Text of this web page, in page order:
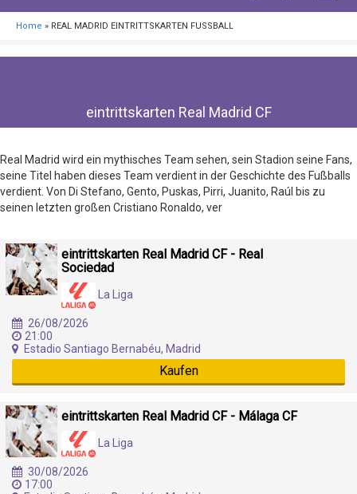
Home » REAL MADRID EINTRITTSKARTEN FUSSBALL
eintrittskarten Real Madrid CF
Real Madrid wird ein mythisches Team sehen, sein Stadion seine Fans,
seine Titel haben dieses Team verdient in der Geschichte des Fußballs
verdient. Von Di Stefano, Gento, Puskas, Pirri, Juanito, Raúl bis zu
seinen letzten großen Cristiano Ronaldo, ver
eintrittskarten Real Madrid CF - Real
Sociedad
La Liga
26/08/2026
21:00
Estadio Santiago Bernabéu, Madrid
Kaufen
eintrittskarten Real Madrid CF - Málaga CF
La Liga
30/08/2026
17:00